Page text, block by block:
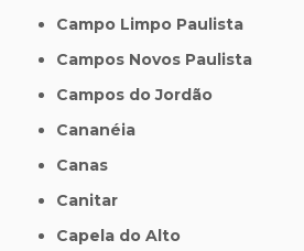
Campo Limpo Paulista
Campos Novos Paulista
Campos do Jordão
Cananéia
Canas
Canitar
Capela do Alto